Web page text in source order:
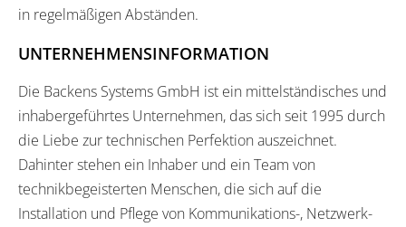
in regelmäßigen Abständen.
UNTERNEHMENSINFORMATION
Die Backens Systems GmbH ist ein mittelständisches und
inhabergeführtes Unternehmen, das sich seit 1995 durch
die Liebe zur technischen Perfektion auszeichnet.
Dahinter stehen ein Inhaber und ein Team von
technikbegeisterten Menschen, die sich auf die
Installation und Pflege von Kommunikations-, Netzwerk-